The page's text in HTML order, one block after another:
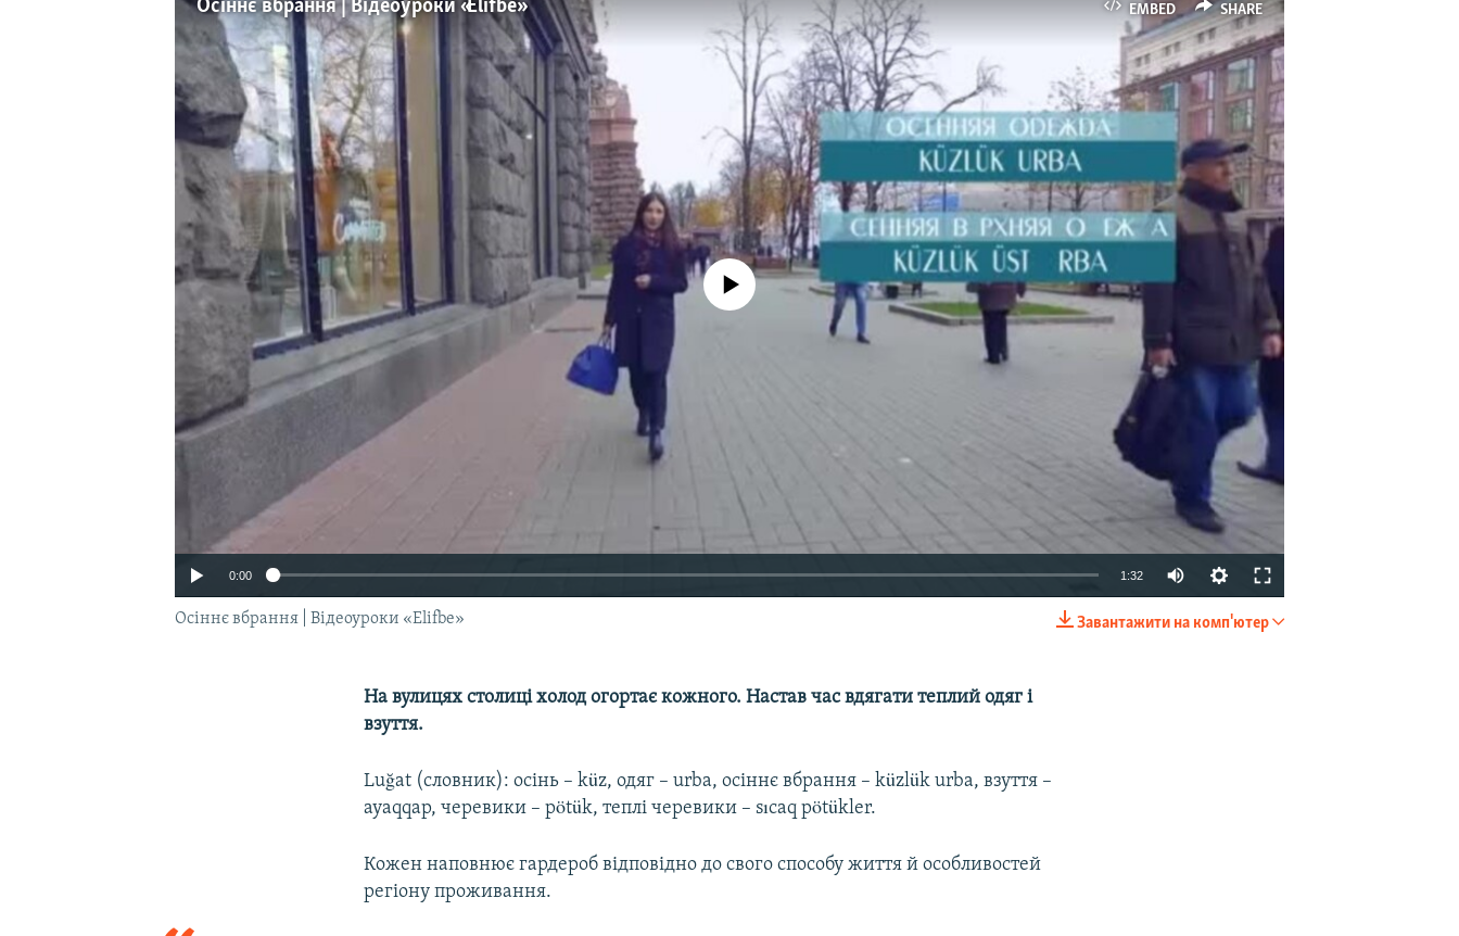
УКРАЇНСЬКА ПРОБЛЕМА КРИМУ
EMBED SHARE
Осіннє вбрання | Відеоуроки «Elifbe»
No media source currently available
0:00 1:32
Завантажити на комп'ютер
Осіннє вбрання | Відеоуроки «Elifbe»
На вулицях столиці холод огортає кожного. Настав час вдягати теплий одяг і
взуття.
Luğat (словник): осінь – küz, одяг – urba, осіннє вбрання – küzlük urba, взуття –
ayaqqap, черевики – pötük, теплі черевики – sıcaq pötükler.
Кожен наповнює гардероб відповідно до свого способу життя й особливостей
регіону проживання.